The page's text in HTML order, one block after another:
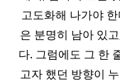
고도화해 나가야
은 분명히 남아 있
다. 그럼에도 그 한
고자 했던 방향이